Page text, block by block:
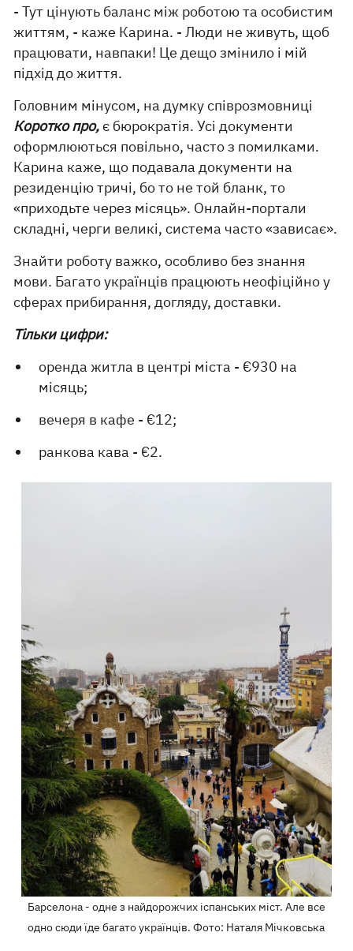
- Тут цінують баланс між роботою та особистим
життям, - каже Карина. - Люди не живуть, щоб
працювати, навпаки! Це дещо змінило і мій
підхід до життя.
Головним мінусом, на думку співрозмовниці
Коротко про,є бюрократія. Усі документи
оформлюються повільно, часто з помилками.
Карина каже, що подавала документи на
резиденцію тричі, бо то не той бланк, то
«приходьте через місяць». Онлайн-портали
складні, черги великі, система часто «зависає».
Знайти роботу важко, особливо без знання
мови. Багато українців працюють неофіційно у
сферах прибирання, догляду, доставки.
Тільки цифри:
оренда житла в центрі міста - €930 на
місяць;
вечеря в кафе - €12;
ранкова кава - €2.
Барселона - одне з найдорожчих іспанських міст. Але все
одно сюди їде багато українців. Фото: Наталя Мічковська